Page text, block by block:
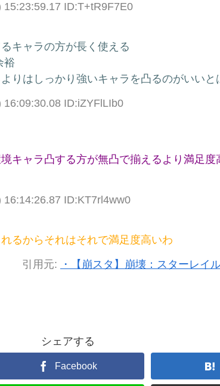
15:23:59.17 ID:T+tR9F7E0
キャラの方が長く使える
裕
りはしっかり強いキャラを凸るのがいいと
16:09:30.08 ID:iZYFlLIb0
キャラ凸する方が無凸で揃えるより満足度
16:14:26.87 ID:KT7rl4ww0
るからそれはそれで満足度高いわ
引用元: ・【崩スタ】崩壊：スターレイ
シェアする
Facebook